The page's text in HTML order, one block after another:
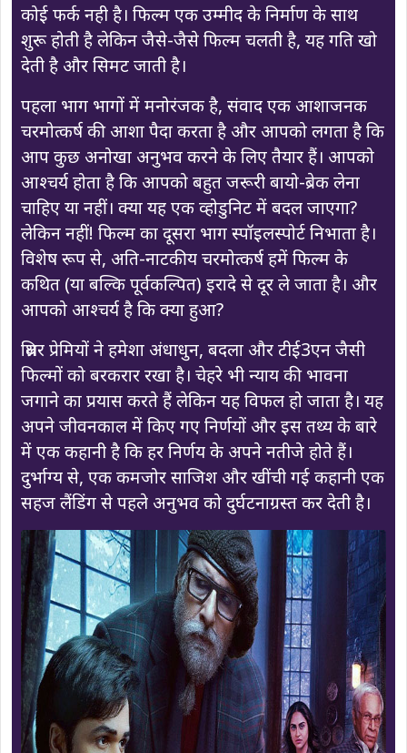
कोई फर्क नही है। फिल्म एक उम्मीद के निर्माण के साथ
शुरू होती है लेकिन जैसे-जैसे फिल्म चलती है, यह गति खो
देती है और सिमट जाती है।
पहला भाग भागों में मनोरंजक है, संवाद एक आशाजनक
चरमोत्कर्ष की आशा पैदा करता है और आपको लगता है कि
आप कुछ अनोखा अनुभव करने के लिए तैयार हैं। आपको
आश्चर्य होता है कि आपको बहुत जरूरी बायो-ब्रेक लेना
चाहिए या नहीं। क्या यह एक व्होडुनिट में बदल जाएगा?
लेकिन नहीं! फिल्म का दूसरा भाग स्पॉइलस्पोर्ट निभाता है।
विशेष रूप से, अति-नाटकीय चरमोत्कर्ष हमें फिल्म के
कथित (या बल्कि पूर्वकल्पित) इरादे से दूर ले जाता है। और
आपको आश्चर्य है कि क्या हुआ?
थ्रिलर प्रेमियों ने हमेशा अंधाधुन, बदला और टीई3एन जैसी
फिल्मों को बरकरार रखा है। चेहरे भी न्याय की भावना
जगाने का प्रयास करते हैं लेकिन यह विफल हो जाता है। यह
अपने जीवनकाल में किए गए निर्णयों और इस तथ्य के बारे
में एक कहानी है कि हर निर्णय के अपने नतीजे होते हैं।
दुर्भाग्य से, एक कमजोर साजिश और खींची गई कहानी एक
सहज लैंडिंग से पहले अनुभव को दुर्घटनाग्रस्त कर देती है।